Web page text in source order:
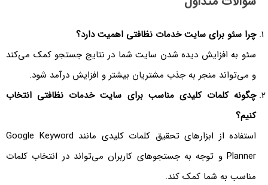
چرا سئو برای سایت خدمات نظافتی اهمیت دارد؟
سئو به افزایش دیده شدن سایت شما در نتایج جستجو کمک می‌کند
و می‌تواند منجر به جذب مشتریان بیشتر و افزایش درآمد شود.
چگونه کلمات کلیدی مناسب برای سایت خدمات نظافتی انتخاب
کنیم؟
استفاده از ابزارهای تحقیق کلمات کلیدی مانند Google Keyword
Planner و توجه به جستجوهای کاربران می‌تواند در انتخاب کلمات
مناسب به شما کمک کند.